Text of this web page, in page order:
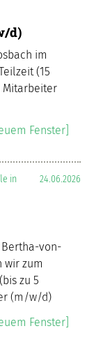
d)
im
(15
Mitarbeiter
Fenster]
24.06.2026
in
Bertha-von-
wir zum
zu 5
(m/w/d)
Fenster]